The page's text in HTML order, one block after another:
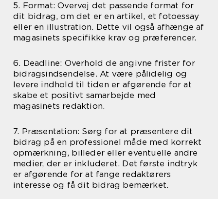
5. Format: Overvej det passende format for
dit bidrag, om det er en artikel, et fotoessay
eller en illustration. Dette vil også afhænge af
magasinets specifikke krav og præferencer.
6. Deadline: Overhold de angivne frister for
bidragsindsendelse. At være pålidelig og
levere indhold til tiden er afgørende for at
skabe et positivt samarbejde med
magasinets redaktion.
7. Præsentation: Sørg for at præsentere dit
bidrag på en professionel måde med korrekt
opmærkning, billeder eller eventuelle andre
medier, der er inkluderet. Det første indtryk
er afgørende for at fange redaktørers
interesse og få dit bidrag bemærket.